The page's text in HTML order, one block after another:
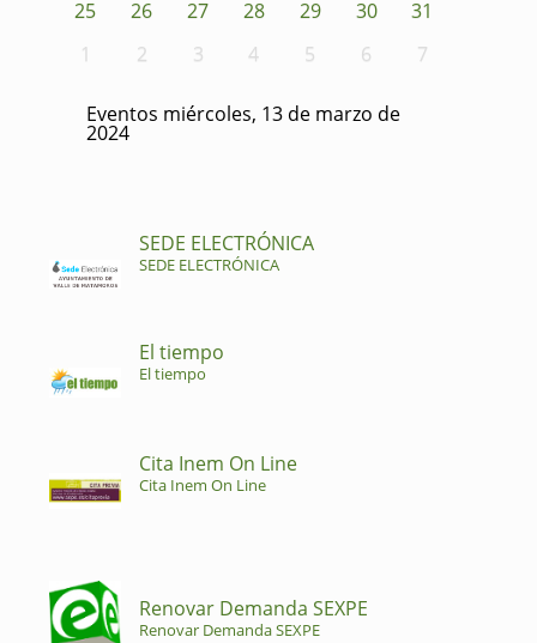
25
26 27 28 29 30
31
1
2 3 4 5 6 7
Eventos miércoles, 13 de marzo de
2024
SEDE ELECTRÓNICA
SEDE ELECTRÓNICA
El tiempo
El tiempo
Cita Inem On Line
Cita Inem On Line
Renovar Demanda SEXPE
Renovar Demanda SEXPE